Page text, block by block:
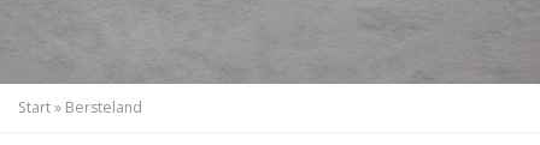
Start» Bersteland